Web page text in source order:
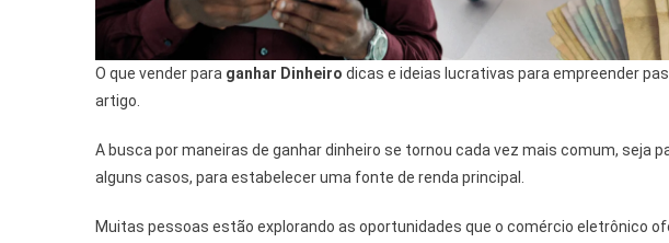
O que vender para ganhar Dinheiro dicas e ideias lucrativas para empreender
artigo.
A busca por maneiras de ganhar dinheiro se tornou cada vez mais comum, seja
alguns casos, para estabelecer uma fonte de renda principal.
Muitas pessoas estão explorando as oportunidades que o comércio eletrônico